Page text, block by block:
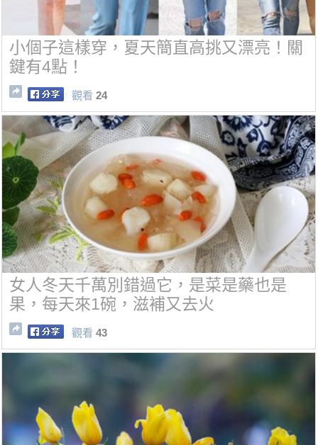
小個子這樣穿，夏天簡直高挑又漂亮！關
鍵有4點！
觀看 24
女人冬天千萬別錯過它，是菜是藥也是
果，每天來1碗，滋補又去火
觀看 43